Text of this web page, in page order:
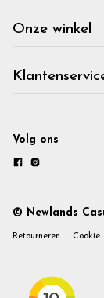
Onze winkel
Volg ons
© Newlands
Retourneren Cookie